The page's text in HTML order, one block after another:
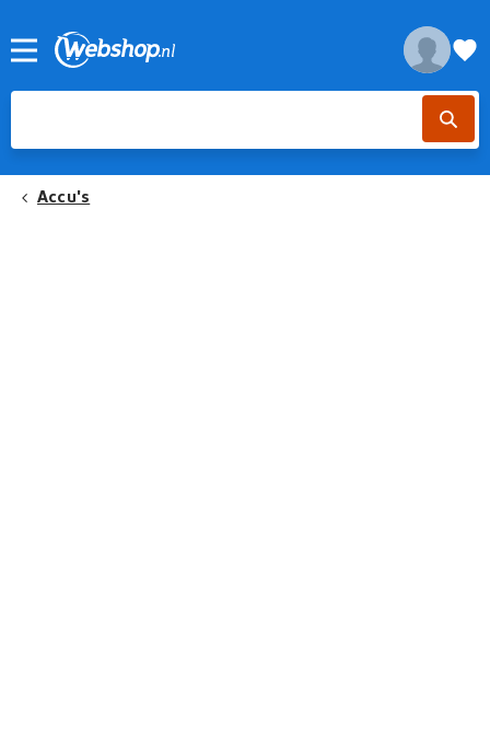
Accu's